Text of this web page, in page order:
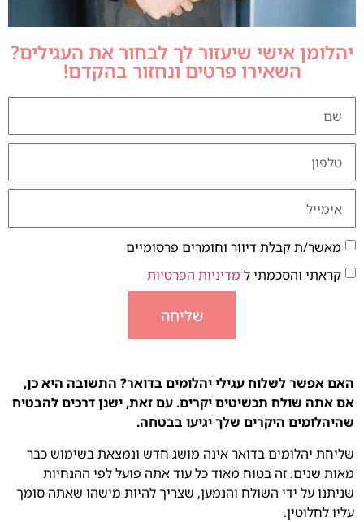
יהלומן אישי שיעזור לך לבחור את העגילים?
השאירו פרטים ונחזור בהקדם!
מאשר/ת קבלת דיוור וחומרים פרסומיים
קראתי והסכמתי ל מדיניות הפרטיות
שליחה
האם אפשר לשלוח עגילי יהלומים בדואר? התשובה היא כן,
אם אתה שולח תכשיטים יקרים. עם זאת, ישנן דרכים להבטיח
שהיהלומים היקרים שלך יגיעו בבטחה.
שליחת יהלומים בדואר אינה מושג חדש ונמצאת בשימוש כבר
מאות שנים. זה בטוח מאוד כל עוד אתה פועל לפי ההנחיות
שניתנו על ידי השולח והנמען, שצריך להיות מישהו שאתה סומך
עליו לחלוטין.